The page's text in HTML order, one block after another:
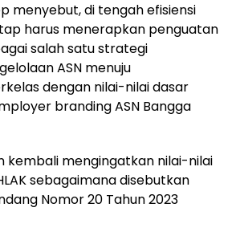
menyebut, di tengah efisiensi
harus menerapkan penguatan
salah satu strategi
ASN menuju
dengan nilai-nilai dasar
branding ASN Bangga
kembali mengingatkan nilai-nilai
sebagaimana disebutkan
Nomor 20 Tahun 2023